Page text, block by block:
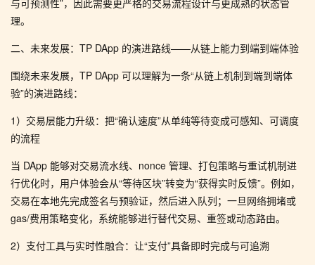
与可预测性”，因此需要更严格的交易流程设计与更成熟的状态管
理。
二、未来发展：TP DApp 的演进路线——从链上能力到端到端体验
围绕未来发展，TP DApp 可以理解为一条“从链上机制到端到端体
验”的演进路线：
1）交易层能力升级：把“确认速度”从单纯等待变成可感知、可调度
的流程
当 DApp 能够对交易流水线、nonce 管理、打包策略与重试机制进
行优化时，用户体验会从“等待区块”转变为“获得实时反馈”。例如，
交易在本地先完成签名与预验证，然后进入队列；一旦网络拥堵或
gas/费用策略变化，系统能够进行替代交易、重签或动态路由。
2）支付工具与实时性融合：让“支付”具备即时完成与可追溯